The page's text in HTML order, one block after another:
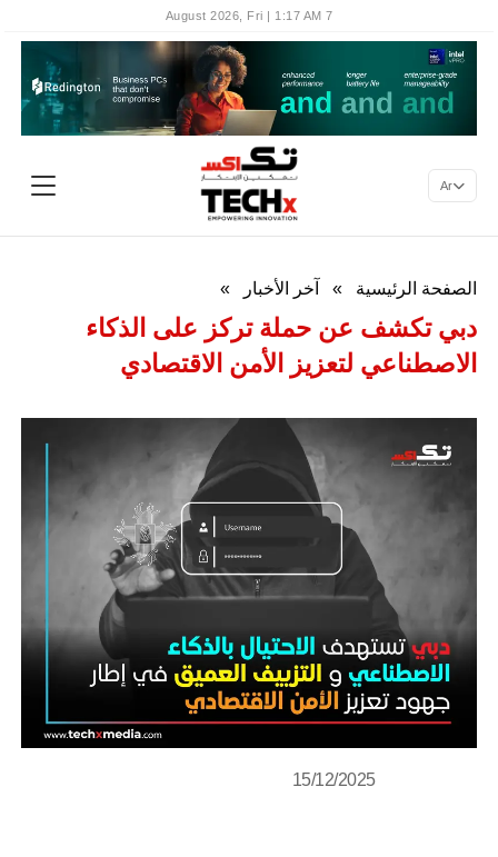
7 August 2026, Fri | 1:17 AM
Ar
الصفحة الرئيسية » آخر الأخبار »
دبي تكشف عن حملة تركز على الذكاء
الاصطناعي لتعزيز الأمن الاقتصادي
15/12/2025